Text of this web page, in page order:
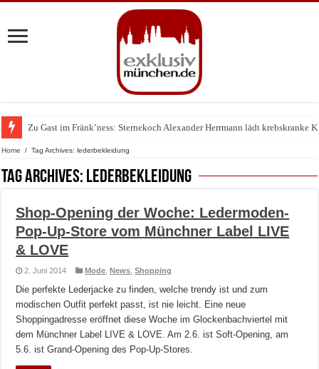
Zu Gast im Fränk’ness: Sternekoch Alexander Herrmann lädt krebskranke
Warum München gerade zum Treffpunkt der Lingerie-Branche wurde
Home / Tag Archives: lederbekleidung
Tag Archives: lederbekleidung
Shop-Opening der Woche: Ledermoden-
Pop-Up-Store vom Münchner Label LIVE
& LOVE
2. Juni 2014 Mode ,News ,Shopping
Die perfekte Lederjacke zu finden, welche trendy ist und zum
modischen Outfit perfekt passt, ist nie leicht. Eine neue
Shoppingadresse eröffnet diese Woche im Glockenbachviertel mit
dem Münchner Label LIVE & LOVE. Am 2.6. ist Soft-Opening, am
5.6. ist Grand-Opening des Pop-Up-Stores.